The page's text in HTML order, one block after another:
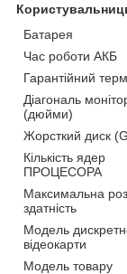
Батарея
Час роботи АКБ
Гарантійний
Діагональ
(дюйми)
Жорсткий диск
Кількість ядер
ПРОЦЕСОРА
Максимальна
здатність
Модель
відеокарти
Модель товару